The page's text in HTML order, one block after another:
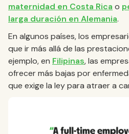
maternidad en Costa Rica o
larga duración en Alemania.
En algunos países, los
que ir más allá de las
ejemplo, en Filipinas, las
ofrecer más bajas por
que exige la ley para atraer a